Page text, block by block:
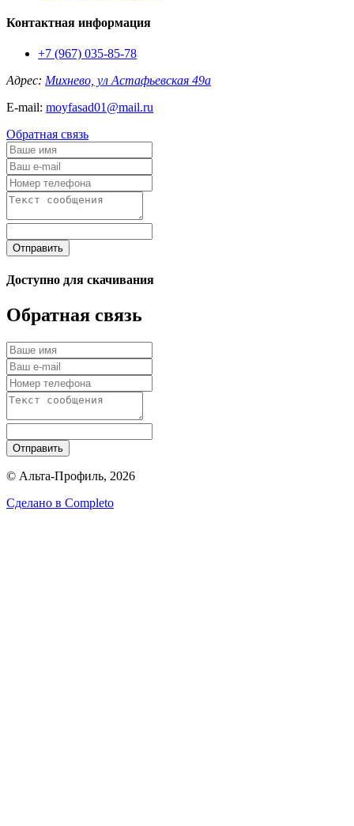
Контактная информация
+7 (967) 035-85-78
Адрес: Михнево, ул Астафьевская 49а
E-mail: moyfasad01@mail.ru
Обратная связь
Отправить
Доступно для скачивания
Обратная связь
Отправить
© Альта-Профиль, 2026
Сделано в Completo